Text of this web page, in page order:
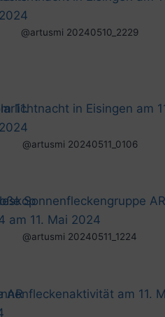
@artusmi 20240510_2229
@artusmi 20240511_0106
@artusmi 20240511_1224